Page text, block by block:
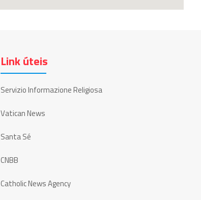
Link úteis
Servizio Informazione Religiosa
Vatican News
Santa Sé
CNBB
Catholic News Agency